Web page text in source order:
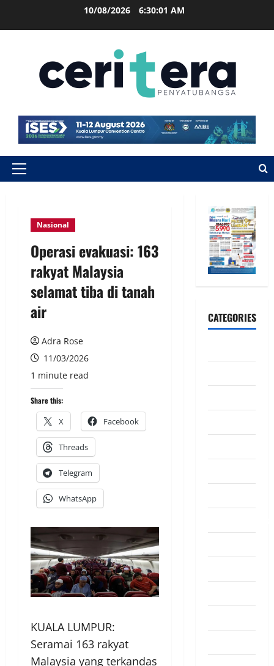
10/08/2026 6:30:02 AM
Nasional
Operasi evakuasi: 163
rakyat Malaysia
selamat tiba di tanah
air
Adra Rose
11/03/2026
1 minute read
Share this:
X Facebook
Threads
Telegram
WhatsApp
KUALA LUMPUR:
Seramai 163 rakyat
Malaysia yang terkandas
CATEGORIES